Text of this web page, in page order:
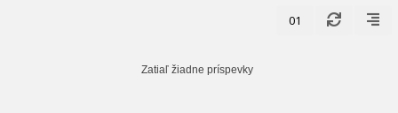
01
Zatiaľ žiadne príspevky